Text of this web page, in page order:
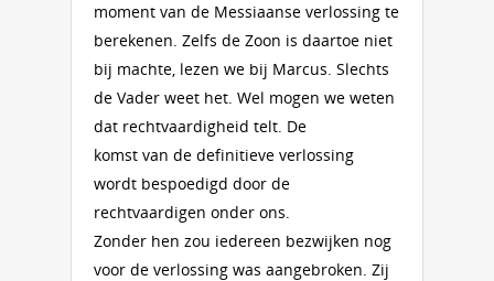
moment van de Messiaanse verlossing te
berekenen. Zelfs de Zoon is daartoe niet
bij machte, lezen we bij Marcus. Slechts
de Vader weet het. Wel mogen we weten
dat rechtvaardigheid telt. De
komst van de definitieve verlossing
wordt bespoedigd door de
rechtvaardigen onder ons.
Zonder hen zou iedereen bezwijken nog
voor de verlossing was aangebroken. Zij